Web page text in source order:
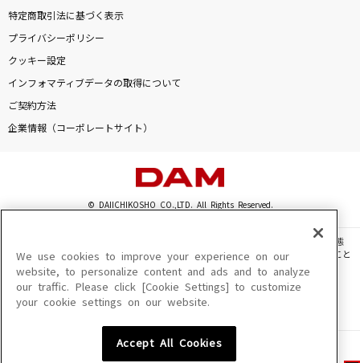
特定商取引法に基づく表示
プライバシーポリシー
クッキー設定
インフォマティブデータの取得について
ご契約方法
企業情報（コーポレートサイト）
© DAIICHIKOSHO CO.,LTD. All Rights Reserved.
このサイトに掲載されている一切の文章・画像・写真・動画・音声等を、手段や形態
を問わず、著作権法の定める範囲を超えて無断で複製、転載、ファイル化などすること
を禁じます。
楽曲及びコンテンツは、機種によりご利用いただけない場合があります。
楽曲及びコンテンツの配信日、配信内容が変更になる場合があります。
We use cookies to improve your experience on our
website, to personalize content and ads and to analyze
our traffic. Please click [Cookie Settings] to customize
your cookie settings on our website.
Accept All Cookies